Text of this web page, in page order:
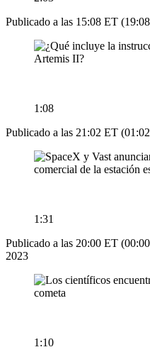
Publicado a las 15:08 ET
1:08
Publicado a las 21:02 ET
1:31
Publicado a las 20:00 ET
2023
1:10